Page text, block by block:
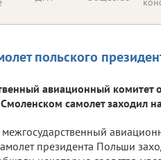
польского
авиационный комитет
самолет заходил
президента Польши